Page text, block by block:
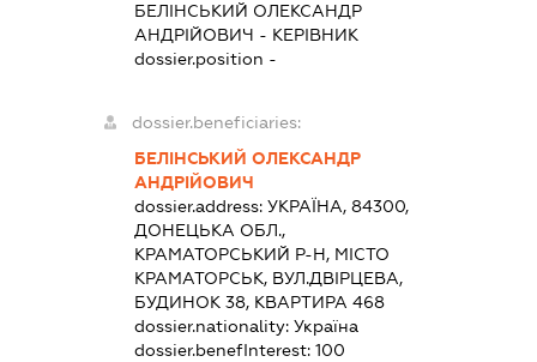
БЕЛІНСЬКИЙ ОЛЕКСАНДР
АНДРІЙОВИЧ - КЕРІВНИК
dossier.position -
dossier.beneficiaries:
БЕЛІНСЬКИЙ ОЛЕКСАНДР
АНДРІЙОВИЧ
dossier.address: УКРАЇНА, 84300,
ДОНЕЦЬКА ОБЛ.,
КРАМАТОРСЬКИЙ Р-Н, МІСТО
КРАМАТОРСЬК, ВУЛ.ДВІРЦЕВА,
БУДИНОК 38, КВАРТИРА 468
dossier.nationality: Україна
dossier.benefInterest: 100